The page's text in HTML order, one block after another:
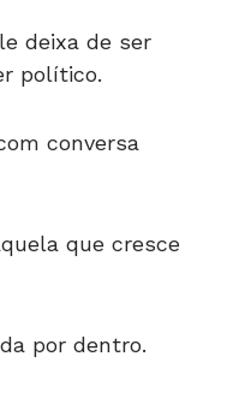
deixa de ser
político.
conversa
que cresce
por dentro.